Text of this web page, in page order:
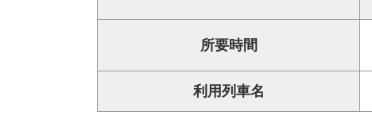
所要時間
利用列車名